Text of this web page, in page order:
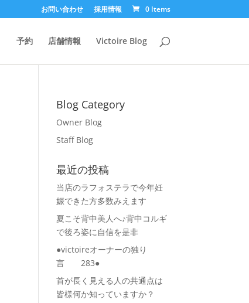
お問い合わせ 採用情報 0 Items
予約 店舗情報 Victoire Blog
Blog Category
Owner Blog
Staff Blog
最近の投稿
当店のラフォステラで今年妊
娠できた方多数みえます
夏こそ背中美人へ♪背中コルギ
で後ろ姿に自信を是非
●victoireオーナーの独り
言 283●
首が長く見える人の共通点は
皆様何か知っていますか？